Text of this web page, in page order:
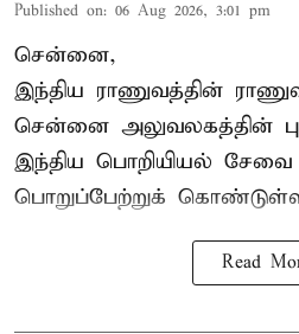
Published on: 06 Aug 2026, 3:01 pm
சென்னை,
இந்திய ராணுவத்தின்
சென்னை அலுவலகத்தின்
இந்திய பொறியியல் சேவை
பொறுப்பேற்றுக்
Read